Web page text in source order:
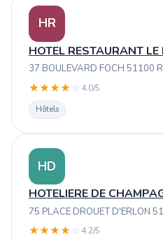
HR
HOTEL RESTAURANT LE
37 BOULEVARD FOCH 51100
★★★★ ☆ 4.0/5
Hôtels
HD
HOTELIERE DE
75 PLACE DROUET D'ERLON
★★★★ ☆ 4.2/5